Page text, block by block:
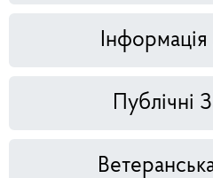
Публічні